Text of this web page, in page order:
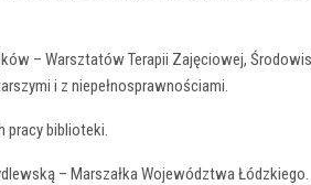
– Warsztatów Terapii Zajęciowej,
i z niepełnosprawnościami.
pracy biblioteki.
– Marszałka Województwa Łódzkiego.